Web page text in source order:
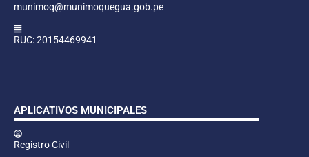
munimoq@munimoquegua.gob.pe
RUC: 20154469941
APLICATIVOS MUNICIPALES
Registro Civil